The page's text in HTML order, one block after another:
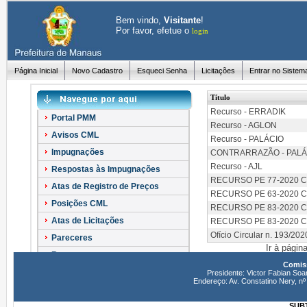
Bem vindo, Visitante!
Por favor, efetue o login
Página Inicial Novo Cadastro Esqueci Senha Licitações Entrar no
Portal PMM
Avisos CML
Impugnações
Respostas às Impugnações
Atas de Registro de Preços
Posições CML
Atas de Licitações
Pareceres
Recursos
Título
Recurso - ERRADIK
Recurso - AGLON
Recurso - PALÁCIO
CONTRARRAZÃO -
Recurso - AJL
RECURSO PE 77-2020
RECURSO PE 63-2020
RECURSO PE 83-2020
RECURSO PE 83-2020
Ofício Circular n. 193/
Ir à
Presidente: Victor Fabian
Endereço: Av. Constatino Nery,